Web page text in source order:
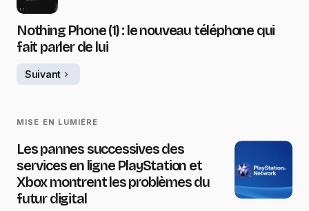
Nothing Phone (1) : le nouveau téléphone qui
fait parler de lui
Suivant
MISE EN LUMIÈRE
Les pannes successives des
services en ligne PlayStation et
Xbox montrent les problèmes du
futur digital